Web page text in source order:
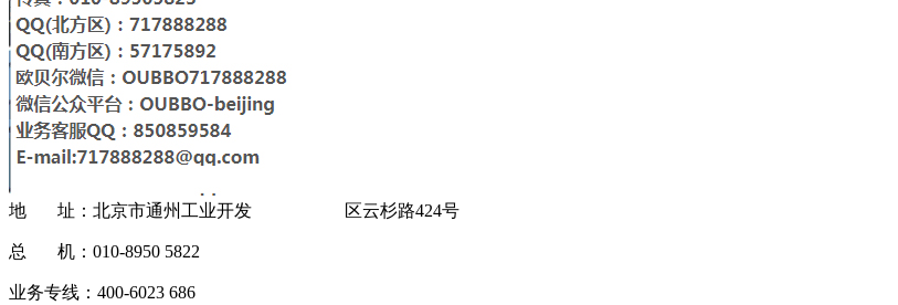
地 址：北京市通州工业开发 区云杉路424号
总 机：010-8950 5822
业务专线：400-6023 686